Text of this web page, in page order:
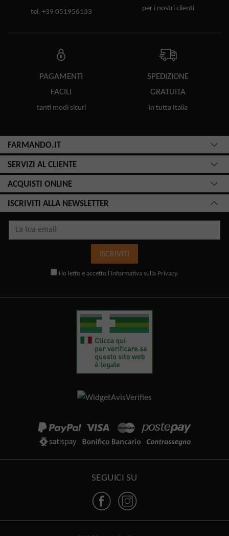
tel. +39 051956133 per i nostri clienti
PAGAMENTI
FACILI
tanti modi sicuri
SPEDIZIONE
GRATUITA
in tutta Italia
FARMANDO.IT
SERVIZI AL CLIENTE
ACQUISTI ONLINE
ISCRIVITI ALLA NEWSLETTER
ISCRIVITI
Ho letto e accetto l'Informativa sulla Privacy.
SEGUICI SU